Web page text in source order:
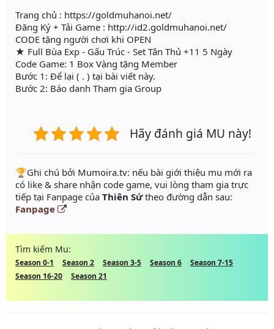
Trang chủ : https://goldmuhanoi.net/
Đăng Ký + Tải Game : http://id2.goldmuhanoi.net/
CODE tặng người chơi khi OPEN
★ Full Bùa Exp - Gấu Trúc - Set Tân Thủ +11 5 Ngày
Code Game: 1 Box Vàng tặng Member
Bước 1: Để lại ( . ) tại bài viết này.
Bước 2: Báo danh Tham gia Group
Hãy đánh giá MU này!
️🏆Ghi chú bởi Mumoira.tv: nếu bài giới thiệu mu mới ra
có like & share nhận code game, vui lòng tham gia trực
tiếp tại Fanpage của Thiên Sứtheo đường dẫn sau:
Fanpage
Tìm kiếm Mu:
Season 0-1 Season 2 Season 3-5 Season 6
Season 7-15
Season 16-20
Season 21